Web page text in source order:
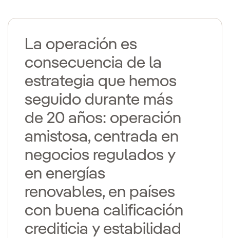
La operación es
consecuencia de la
estrategia que hemos
seguido durante más
de 20 años: operación
amistosa, centrada en
negocios regulados y
en energías
renovables, en países
con buena calificación
crediticia y estabilidad